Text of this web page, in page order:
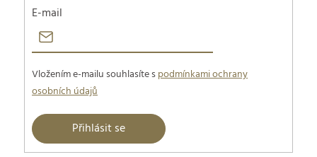
E-mail
Vložením e-mailu souhlasíte spodmínkami ochrany
osobních údajů
Přihlásit se